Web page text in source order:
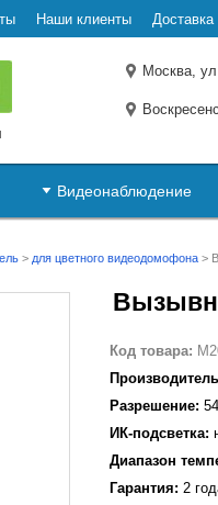
Наши клиенты Доставка
Москва,
Видеонаблюдение
> для цветного видеодомофона >
Код товара:
Разрешение:
ИК-подсветка:
Диапазон
Гарантия: 2